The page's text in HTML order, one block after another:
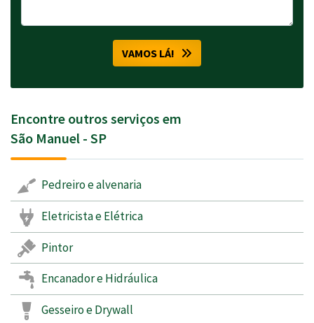
VAMOS LÁ!
Encontre outros serviços em
São Manuel - SP
Pedreiro e alvenaria
Eletricista e Elétrica
Pintor
Encanador e Hidráulica
Gesseiro e Drywall